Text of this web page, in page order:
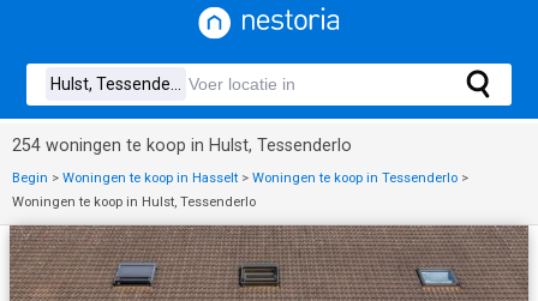
254 woningen te koop in Hulst, Tessenderlo
Begin > Woningen te koop in Hasselt > Woningen te koop in Tessenderlo >
Woningen te koop in Hulst, Tessenderlo